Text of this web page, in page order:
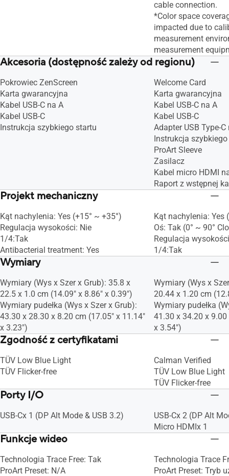
cable connection.
*Color space
impacted due to
measurement
measurement
Akcesoria (dostępność zależy od regionu)
Pokrowiec ZenScreen
Karta gwarancyjna
Kabel USB-C na A
Kabel USB-C
Instrukcja szybkiego startu
Welcome Card
Karta gwarancyjna
Kabel USB-C na A
Kabel USB-C
Adapter USB Type-C
Instrukcja
ProArt Sleeve
Zasilacz
Kabel micro HDMI
Raport z wstępnej
Projekt mechaniczny
Kąt nachylenia: Yes (+15° ~ +35°)
Regulacja wysokości: Nie
1/4:Tak
Antibacterial treatment: Yes
Kąt nachylenia: Yes
Oś: Tak (0° ~ 90°
Regulacja
1/4:Tak
Wymiary
Wymiary (Wys x Szer x Grub): 35.8 x
22.5 x 1.0 cm (14.09" x 8.86" x 0.39")
Wymiary pudełka (Wys x Szer x Grub):
43.30 x 28.30 x 8.20 cm (17.05" x 11.14"
x 3.23")
Wymiary (Wys x
20.44 x 1.20 cm
Wymiary pudełka
41.30 x 34.20 x
x 3.54")
Zgodność z certyfikatami
TÜV Low Blue Light
TÜV Flicker-free
Calman Verified
TÜV Low Blue Light
TÜV Flicker-free
Porty I/O
USB-Cx 1 (DP Alt Mode & USB 3.2)
USB-Cx 2 (DP Alt
Micro HDMIx 1
Funkcje wideo
Technologia Trace Free: Tak
ProArt Preset: N/A
Technologia Trace
ProArt Preset: Tryb